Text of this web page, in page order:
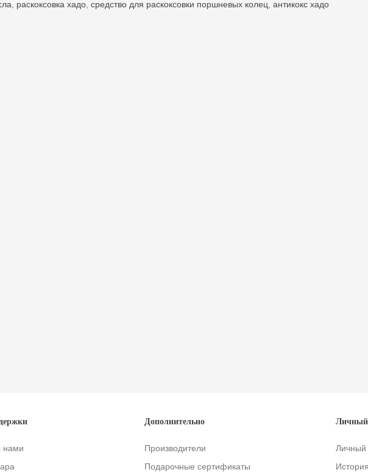
раскоксовка хадо средство для раскоксовки поршневых колец антикокс хадо
нами
Дополнительно
Производители
Подарочные сертификаты
Личный
Личный